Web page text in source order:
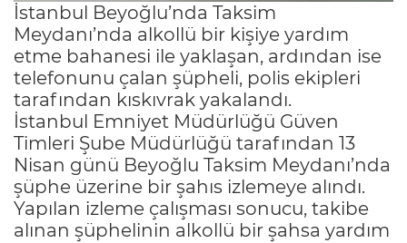
İstanbul Beyoğlu’nda Taksim
Meydanı’nda alkollü bir kişiye yardım
etme bahanesi ile yaklaşan, ardından ise
telefonunu çalan şüpheli, polis ekipleri
tarafından kıskıvrak yakalandı.
İstanbul Emniyet Müdürlüğü Güven
Timleri Şube Müdürlüğü tarafından 13
Nisan günü Beyoğlu Taksim Meydanı’nda
şüphe üzerine bir şahıs izlemeye alındı.
Yapılan izleme çalışması sonucu, takibe
alınan şüphelinin alkollü bir şahsa yardım